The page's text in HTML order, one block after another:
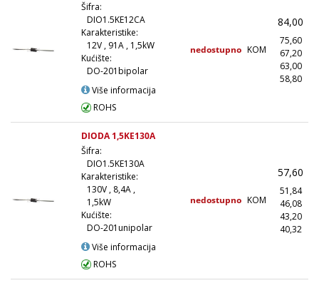
Šifra:
DIO1.5KE12CA
Karakteristike:
12V , 91A , 1,5kW
Kućište:
DO-201bipolar
Više informacija
ROHS
nedostupno KOM
84,00
75,60
67,20
63,00
58,80
DIODA 1,5KE130A
Šifra:
DIO1.5KE130A
Karakteristike:
130V , 8,4A ,
1,5kW
Kućište:
DO-201unipolar
Više informacija
ROHS
nedostupno KOM
57,60
51,84
46,08
43,20
40,32